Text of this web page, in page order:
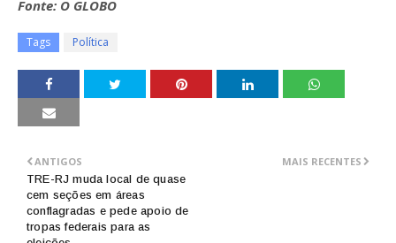
Fonte: O GLOBO
Tags Política
MAIS RECENTES
ANTIGOS
TRE-RJ muda local de quase
cem seções em áreas
conflagradas e pede apoio de
tropas federais para as